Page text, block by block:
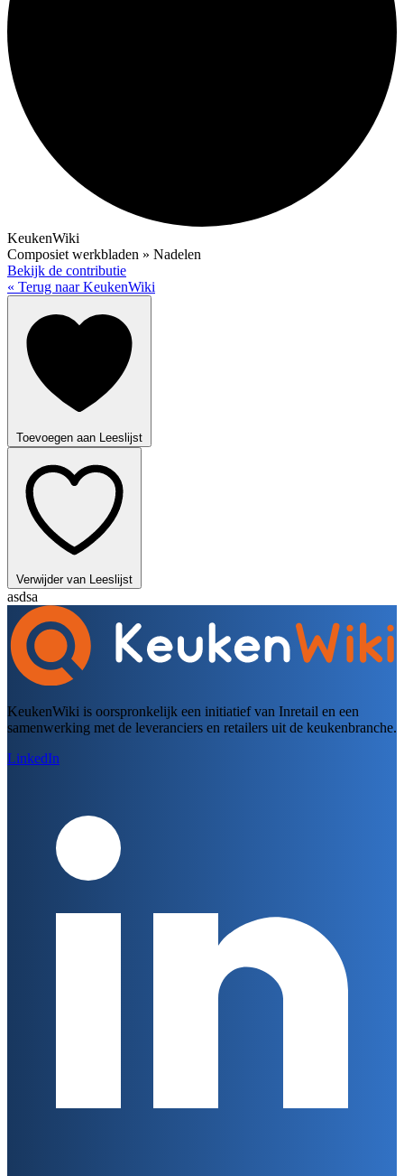
KeukenWiki
Composiet werkbladen » Nadelen
Bekijk de contributie
« Terug naar KeukenWiki
Toevoegen aan Leeslijst
Verwijder van Leeslijst
asdsa
KeukenWiki is oorspronkelijk een initiatief van Inretail en een
samenwerking met de leveranciers en retailers uit de keukenbranche.
LinkedIn